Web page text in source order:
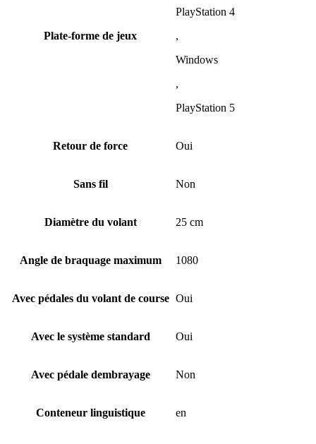
Plate-forme de jeux
PlayStation 4
,
Windows
,
PlayStation 5
Retour de force Oui
Sans fil Non
Diamètre du volant 25 cm
Angle de braquage maximum 1080
Avec pédales du volant de course Oui
Avec le système standard Oui
Avec pédale dembrayage Non
Conteneur linguistique en